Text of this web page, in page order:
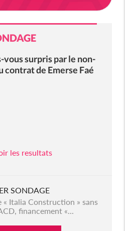
surpris par le non-
de Emerse Faé
les resultats
SONDAGE
Italia Construction » sans
financement «...